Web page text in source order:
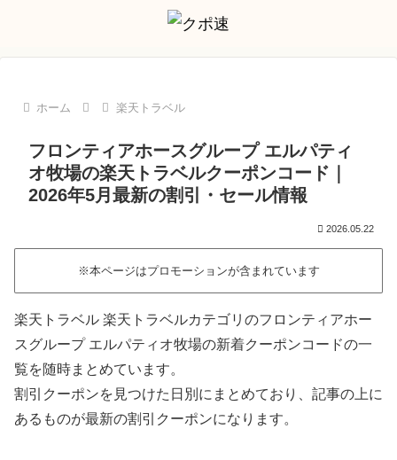
ホーム 楽天トラベル
フロンティアホースグループ エルパティ
オ牧場の楽天トラベルクーポンコード｜
2026年5月最新の割引・セール情報
2026.05.22
※本ページはプロモーションが含まれています
楽天トラベル 楽天トラベルカテゴリのフロンティアホー
スグループ エルパティオ牧場の新着クーポンコードの一
覧を随時まとめています。
割引クーポンを見つけた日別にまとめており、記事の上に
あるものが最新の割引クーポンになります。